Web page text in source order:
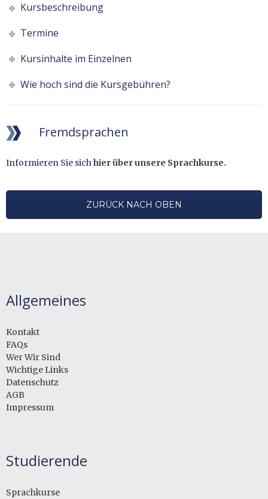
Kursbeschreibung
Termine
Kursinhalte im Einzelnen
Wie hoch sind die Kursgebühren?
Fremdsprachen
Informieren Sie sichhier über unsere Sprachkurse.
ZURÜCK NACH OBEN
Allgemeines
Kontakt
FAQs
Wer Wir Sind
Wichtige Links
Datenschutz
AGB
Impressum
Studierende
Sprachkurse